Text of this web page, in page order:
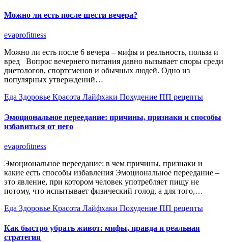
Можно ли есть после шести вечера?
evaprofitness
Можно ли есть после 6 вечера – мифы и реальность, польза и
вред Вопрос вечернего питания давно вызывает споры среди
диетологов, спортсменов и обычных людей. Одно из
популярных утверждений…
Еда Здоровье Красота Лайфхаки Похудение ПП рецепты
Эмоциональное переедание: причины, признаки и способы
избавиться от него
evaprofitness
Эмоциональное переедание: в чем причины, признаки и
какие есть способы избавления Эмоциональное переедание –
это явление, при котором человек употребляет пищу не
потому, что испытывает физический голод, а для того,…
Еда Здоровье Красота Лайфхаки Похудение ПП рецепты
Как быстро убрать живот: мифы, правда и реальная
стратегия